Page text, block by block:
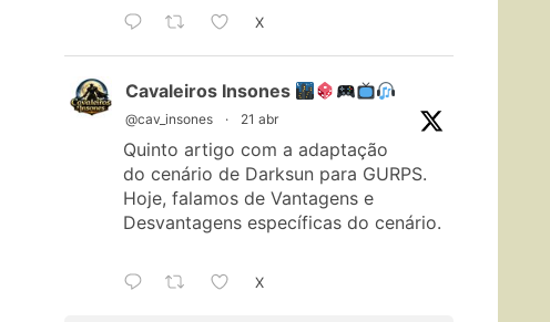
X
Cavaleiros Insones
@cav_insones · 21 abr
Quinto artigo com a adaptação
do cenário de Darksun para GURPS.
Hoje, falamos de Vantagens e
Desvantagens específicas do cenário.
X